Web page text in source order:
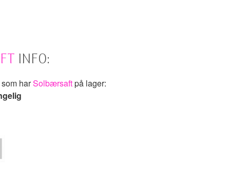
INFO:
harSolbærsaftpå lager: